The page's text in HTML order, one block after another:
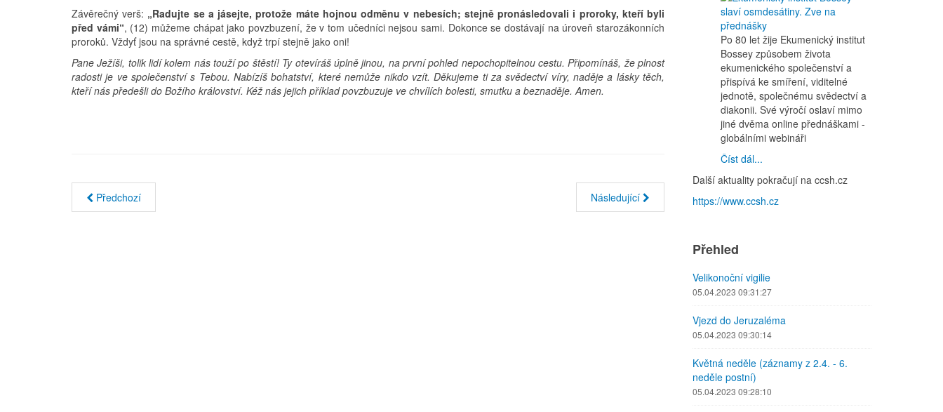
Závěrečný verš: „Radujte se a jásejte, protože máte hojnou odměnu v nebesích; stejně pronásledovali i proroky, kteří byli
před vámi“, (12) můžeme chápat jako povzbuzení, že v tom učedníci nejsou sami. Dokonce se dostávají na úroveň starozákonních
proroků. Vždyť jsou na správné cestě, když trpí stejně jako oni!
Pane Ježíši, tolik lidí kolem nás touží po štěstí! Ty otevíráš úplně jinou, na první pohled nepochopitelnou cestu. Připomínáš, že plnost
radosti je ve společenství s Tebou. Nabízíš bohatství, které nemůže nikdo vzít. Děkujeme ti za svědectví víry, naděje a lásky těch,
kteří nás předešli do Božího království. Kéž nás jejich příklad povzbuzuje ve chvílích bolesti, smutku a beznaděje. Amen.
Předchozí Následující
Po 80 let žije Ekumenický institut
Bossey způsobem života
ekumenického společenství a
přispívá ke smíření, viditelné
jednotě, společnému svědectví a
diakonii. Své výročí oslaví mimo
jiné dvěma online přednáškami -
globálními webináři
Číst dál...
Další aktuality pokračují na ccsh.cz
https://www.ccsh.cz
Přehled
Velikonoční vigilie
05.04.2023 09:31:27
Vjezd do Jeruzaléma
05.04.2023 09:30:14
Květná neděle (záznamy z 2.4. - 6.
neděle postní)
05.04.2023 09:28:10